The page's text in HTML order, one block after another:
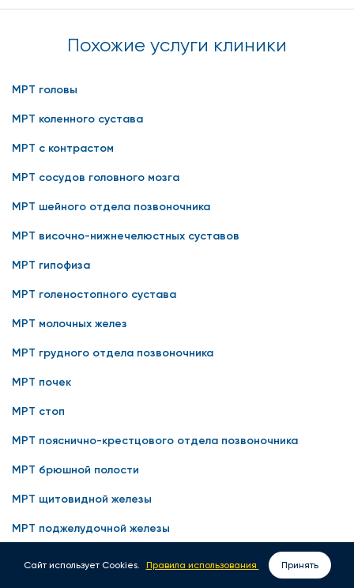
Похожие услуги клиники
МРТ головы
МРТ коленного сустава
МРТ с контрастом
МРТ сосудов головного мозга
МРТ шейного отдела позвоночника
МРТ височно-нижнечелюстных суставов
МРТ гипофиза
МРТ голеностопного сустава
МРТ молочных желез
МРТ грудного отдела позвоночника
МРТ почек
МРТ стоп
МРТ пояснично-крестцового отдела позвоночника
МРТ брюшной полости
МРТ щитовидной железы
МРТ поджелудочной железы
Сайт использует Cookies. Правила использования Принять
ВЫЗОВ ВРАЧА НА ДОМ ЗАПИСАТЬСЯ ОНЛАЙН